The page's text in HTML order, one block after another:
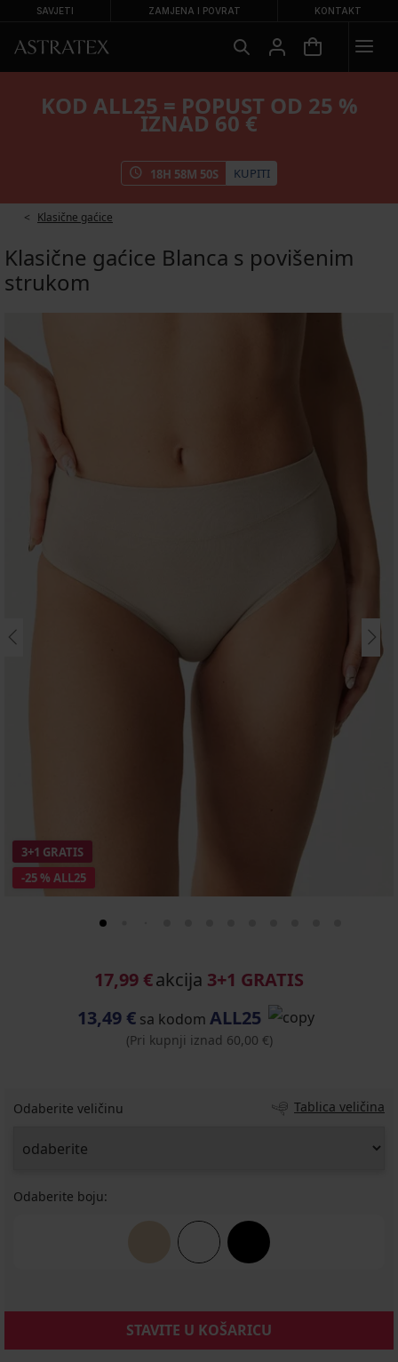
SAVJETI ZAMJENA I POVRAT KONTAKT
KOD ALL25 = POPUST OD 25 %
IZNAD 60 €
18H 58M 50S KUPITI
Klasične gaćice
Klasične gaćice Blanca s povišenim
strukom
-25 % ALL25
3+1 GRATIS
17,99 €akcija 3+1 GRATIS
13,49 €sa kodom ALL25
(Pri kupnji iznad 60,00 €)
Odaberite veličinu Tablica veličina
Odaberite boju:
STAVITE U KOŠARICU